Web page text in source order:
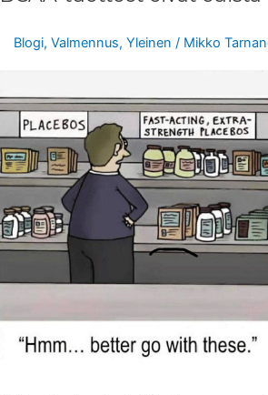
Blogi, Valmennus, Yleinen / Mikko
lihaskasvua